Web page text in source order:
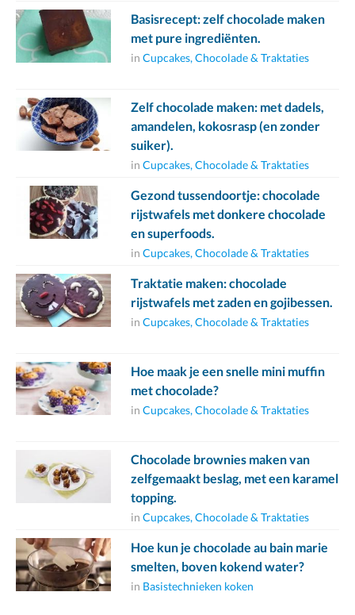
Basisrecept: zelf chocolade maken
met pure ingrediënten.
in Cupcakes, Chocolade & Traktaties
Zelf chocolade maken: met dadels,
amandelen, kokosrasp (en zonder
suiker).
in Cupcakes, Chocolade & Traktaties
Gezond tussendoortje: chocolade
rijstwafels met donkere chocolade
en superfoods.
in Cupcakes, Chocolade & Traktaties
Traktatie maken: chocolade
rijstwafels met zaden en gojibessen.
in Cupcakes, Chocolade & Traktaties
Hoe maak je een snelle mini muffin
met chocolade?
in Cupcakes, Chocolade & Traktaties
Chocolade brownies maken van
zelfgemaakt beslag, met een karamel
topping.
in Cupcakes, Chocolade & Traktaties
Hoe kun je chocolade au bain marie
smelten, boven kokend water?
in Basistechnieken koken